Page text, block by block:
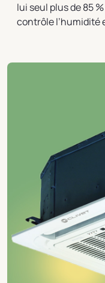
lui seul plus de 85
contrôle l’humidité